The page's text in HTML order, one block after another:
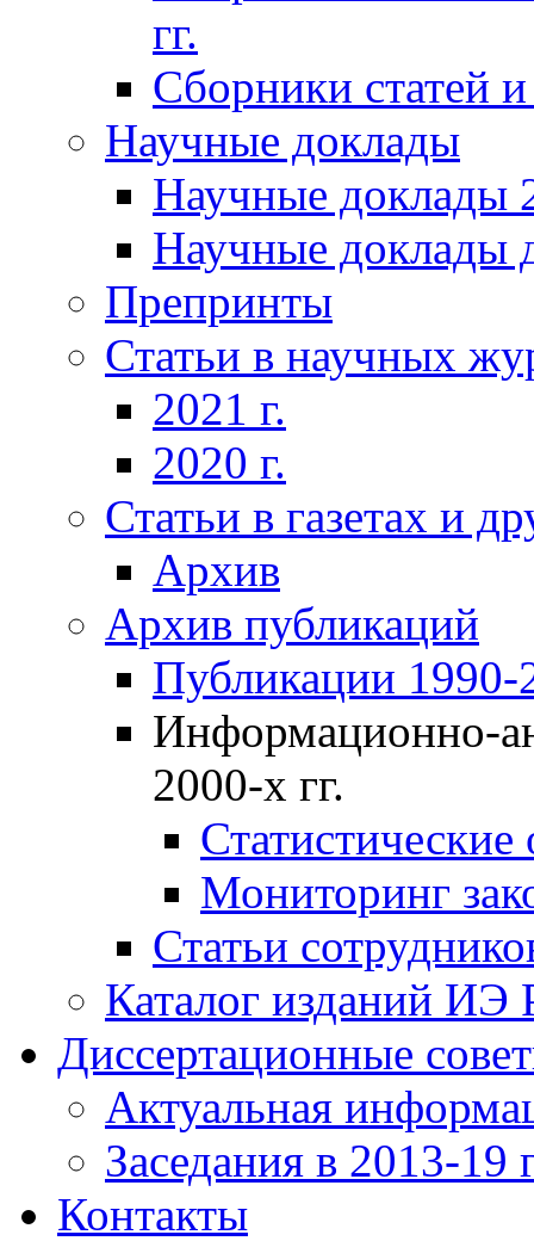
гг.
Сборники статей
Научные доклады
Научные доклады
Научные доклады
Препринты
Статьи в научных
2021 г.
2020 г.
Статьи в газетах и
Архив
Архив публикаций
Публикации 1990-
Информационно-
2000-х гг.
Мониторинг
Статьи
Каталог изданий ИЭ
Диссертационные
Актуальная
Заседания в 2013-19
Контакты